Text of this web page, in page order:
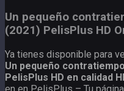
Un pequeño
(2021) PelisPlus HD
Ya tienes disponible para
Un pequeño
PelisPlus HD en calidad
en en PelisPlus – Tu